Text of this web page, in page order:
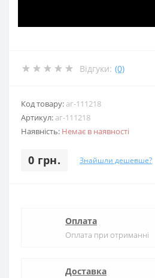
Відгуки: (0)
Код товару: аг-111218
Артикул: аг-111218
Наявність: Немає в наявності
0 грн. Знайшли дешевше?
Оплата
Оплата при отриманні
Доставка